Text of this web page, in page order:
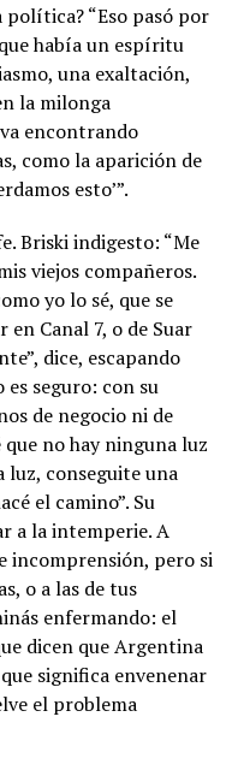
política? “Eso pasó por
había un espíritu
una exaltación,
la milonga
encontrando
como la aparición de
esto’”.
Briski indigesto: “Me
viejos compañeros.
yo lo sé, que se
Canal 7, o de Suar
dice, escapando
seguro: con su
de negocio ni de
que no hay ninguna luz
luz, conseguite una
el camino”. Su
a la intemperie. A
incomprensión, pero si
o a las de tus
enfermando: el
dicen que Argentina
significa envenenar
el problema